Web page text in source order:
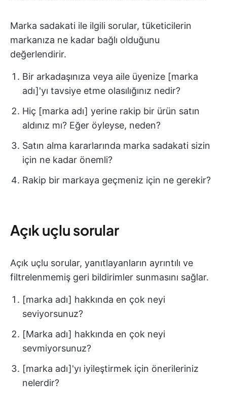
Marka sadakati ile ilgili sorular, tüketicilerin
markanıza ne kadar bağlı olduğunu
değerlendirir.
Bir arkadaşınıza veya aile üyenize [marka
adı]'yı tavsiye etme olasılığınız nedir?
Hiç [marka adı] yerine rakip bir ürün satın
aldınız mı? Eğer öyleyse, neden?
Satın alma kararlarında marka sadakati sizin
için ne kadar önemli?
Rakip bir markaya geçmeniz için ne gerekir?
Açık uçlu sorular
Açık uçlu sorular, yanıtlayanların ayrıntılı ve
filtrelenmemiş geri bildirimler sunmasını sağlar.
[marka adı] hakkında en çok neyi
seviyorsunuz?
[Marka adı] hakkında en çok neyi
sevmiyorsunuz?
[marka adı]'yı iyileştirmek için önerileriniz
nelerdir?